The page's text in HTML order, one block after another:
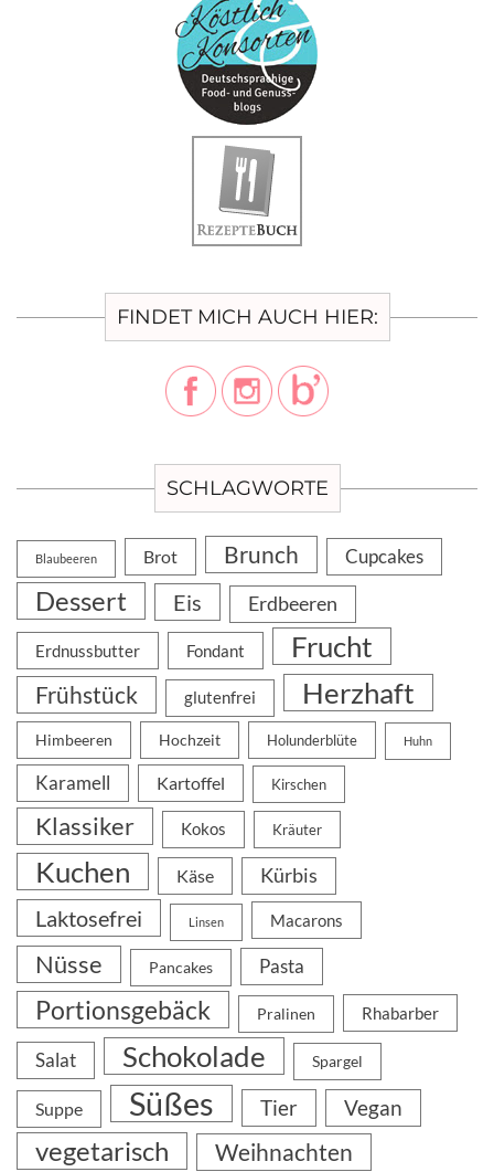
FINDET MICH AUCH HIER:
SCHLAGWORTE
Blaubeeren Brot Brunch Cupcakes
Dessert Eis Erdbeeren
Erdnussbutter Fondant Frucht
Frühstück glutenfrei Herzhaft
Himbeeren Hochzeit Holunderblüte Huhn
Karamell Kartoffel Kirschen
Klassiker Kokos Kräuter
Kuchen Käse Kürbis
Laktosefrei Linsen Macarons
Nüsse Pancakes Pasta
Portionsgebäck Pralinen Rhabarber
Salat Schokolade Spargel
Suppe Süßes Tier Vegan
vegetarisch Weihnachten